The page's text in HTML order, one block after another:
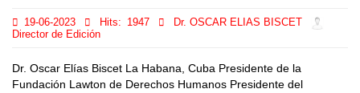
19-06-2023 Hits: 1947
Dr. OSCAR ELIAS BISCET
Director de Edición
Dr. Oscar Elías Biscet La Habana, Cuba Presidente de la
Fundación Lawton de Derechos Humanos Presidente del